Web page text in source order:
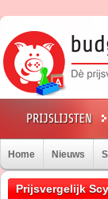
Home Nieuws
Prijsvergelijk